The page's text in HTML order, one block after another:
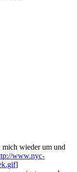
mich wieder um und
www.nyc-
]